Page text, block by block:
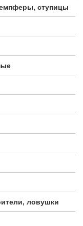
ступицы
ловушки